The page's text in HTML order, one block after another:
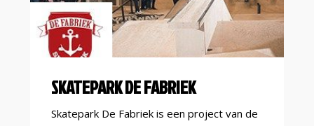
SKATEPARK DE FABRIEK
Skatepark De Fabriek is een project van de